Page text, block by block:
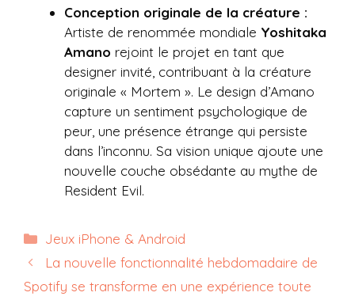
Conception originale de la créature :
Artiste de renommée mondiale Yoshitaka
Amano rejoint le projet en tant que
designer invité, contribuant à la créature
originale « Mortem ». Le design d’Amano
capture un sentiment psychologique de
peur, une présence étrange qui persiste
dans l’inconnu. Sa vision unique ajoute une
nouvelle couche obsédante au mythe de
Resident Evil.
Catégories
Jeux iPhone & Android
La nouvelle fonctionnalité hebdomadaire de
Spotify se transforme en une expérience toute